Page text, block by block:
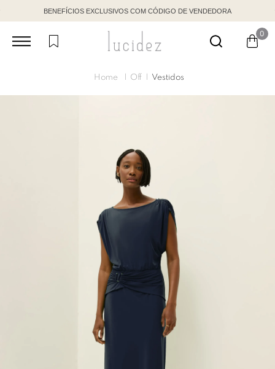
BENEFÍCIOS EXCLUSIVOS COM CÓDIGO DE VENDEDORA
0
Off Vestidos